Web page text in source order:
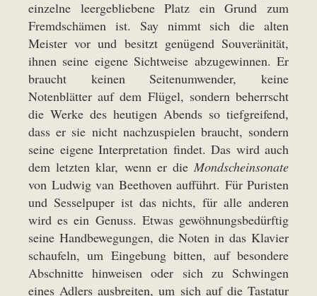
einzelne leergebliebene Platz ein Grund zum
Fremdschämen ist. Say nimmt sich die alten
Meister vor und besitzt genügend Souveränität,
ihnen seine eigene Sichtweise abzugewinnen. Er
braucht keinen Seitenumwender, keine
Notenblätter auf dem Flügel, sondern beherrscht
die Werke des heutigen Abends so tiefgreifend,
dass er sie nicht nachzuspielen braucht, sondern
seine eigene Interpretation findet. Das wird auch
dem letzten klar, wenn er die Mondscheinsonate
von Ludwig van Beethoven aufführt. Für Puristen
und Sesselpuper ist das nichts, für alle anderen
wird es ein Genuss. Etwas gewöhnungsbedürftig
seine Handbewegungen, die Noten in das Klavier
schaufeln, um Eingebung bitten, auf besondere
Abschnitte hinweisen oder sich zu Schwingen
eines Adlers ausbreiten, um sich auf die Tastatur